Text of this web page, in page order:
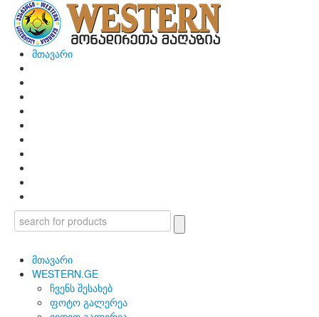
მთავარი
მთავარი
WESTERN.GE
ჩვენს შესახებ
ფოტო გალერეა